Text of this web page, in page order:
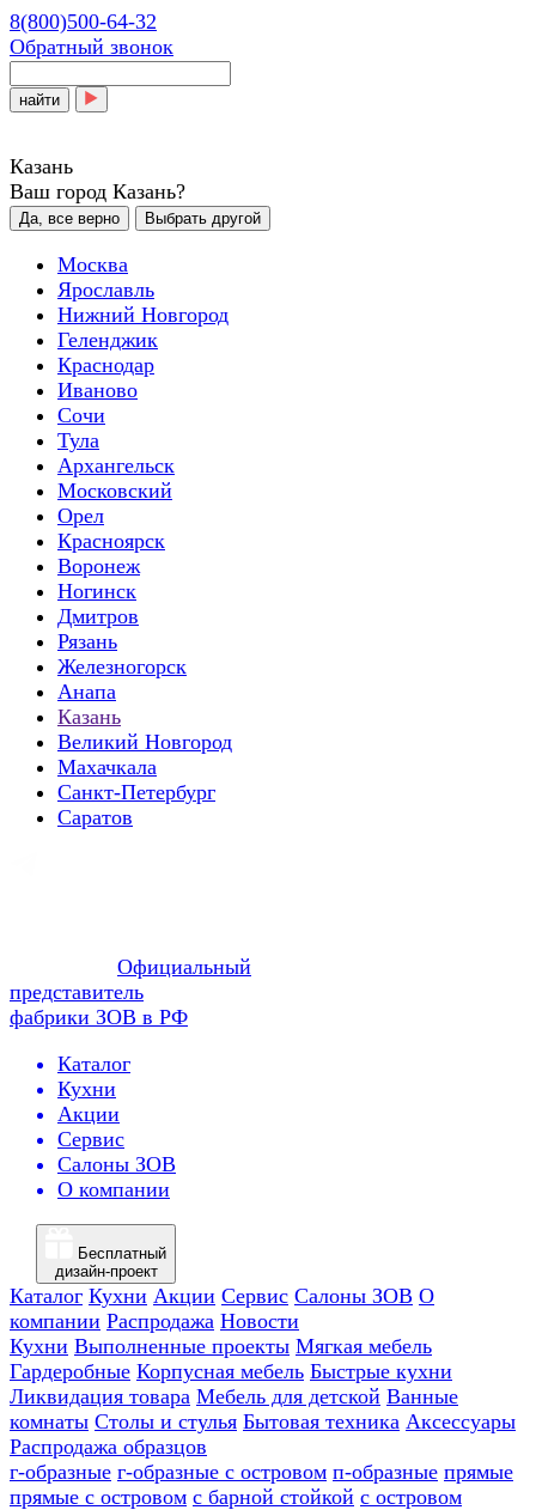
8(800)500-64-32
Обратный звонок
найти
Казань
Ваш город Казань?
Да, все верно Выбрать другой
Москва
Ярославль
Нижний Новгород
Геленджик
Краснодар
Иваново
Сочи
Тула
Архангельск
Московский
Орел
Красноярск
Воронеж
Ногинск
Дмитров
Рязань
Железногорск
Анапа
Казань
Великий Новгород
Махачкала
Санкт-Петербург
Саратов
Официальный
представитель
фабрики ЗОВ в РФ
Каталог
Кухни
Акции
Сервис
Салоны ЗОВ
О компании
Бесплатный
дизайн-проект
Каталог Кухни Акции Сервис Салоны ЗОВ О
компании Распродажа Новости
Кухни Выполненные проекты Мягкая мебель
Гардеробные Корпусная мебель Быстрые кухни
Ликвидация товара Мебель для детской Ванные
комнаты Столы и стулья Бытовая техника Аксессуары
Распродажа образцов
г-образные г-образные с островом п-образные прямые
прямые с островом с барной стойкой с островом